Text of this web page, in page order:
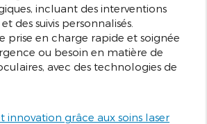
incluant des interventions
des suivis personnalisés.
prise en charge rapide et soignée
ou besoin en matière de
avec des technologies de
innovation grâce aux soins laser